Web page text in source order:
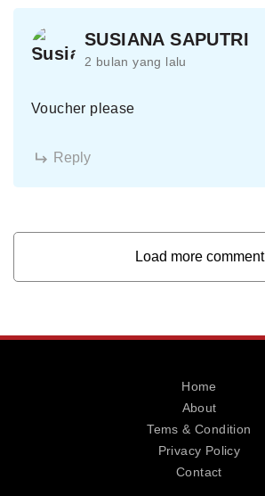
SUSIANA SAPUTRI
2 bulan yang lalu
Voucher please
Reply
Load more comment
Home
About
Tems & Condition
Privacy Policy
Contact